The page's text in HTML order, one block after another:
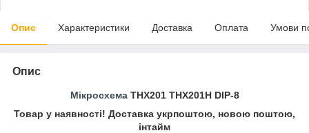
Опис Характеристики Доставка Оплата Умови
Опис
МікросхемаTHX201 THX201H DIP-8
Товар у наявності! Доставка укрпоштою, новою поштою,
інтайм